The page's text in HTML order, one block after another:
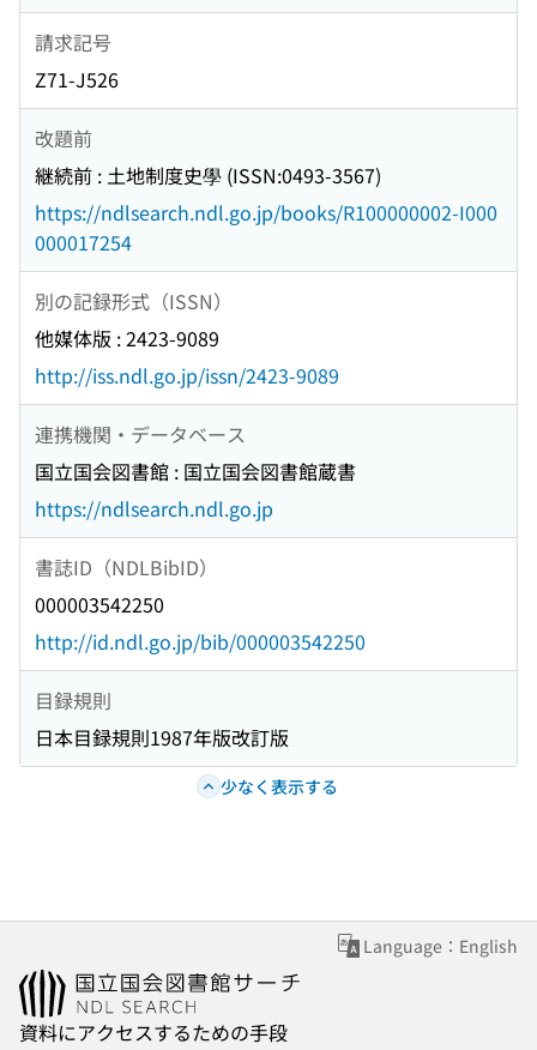
請求記号
Z71-J526
改題前
継続前 : 土地制度史學 (ISSN:0493-3567)
https://ndlsearch.ndl.go.jp/books/R100000002-I000
000017254
別の記録形式（ISSN）
他媒体版 : 2423-9089
http://iss.ndl.go.jp/issn/2423-9089
連携機関・データベース
国立国会図書館 : 国立国会図書館蔵書
https://ndlsearch.ndl.go.jp
書誌ID（NDLBibID）
000003542250
http://id.ndl.go.jp/bib/000003542250
目録規則
日本目録規則1987年版改訂版
少なく表示する
Language：English
資料にアクセスするための手段